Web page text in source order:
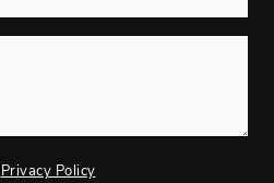
Privacy Policy